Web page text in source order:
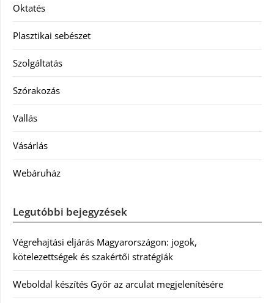
Oktatés
Plasztikai sebészet
Szolgáltatás
Szórakozás
Vallás
Vásárlás
Webáruház
Legutóbbi bejegyzések
Végrehajtási eljárás Magyarországon: jogok,
kötelezettségek és szakértői stratégiák
Weboldal készítés Győr az arculat megjelenítésére